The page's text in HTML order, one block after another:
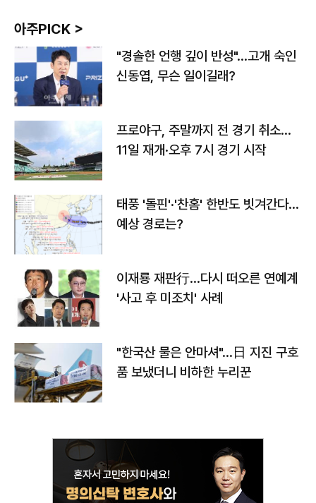
아주PICK >
"경솔한 언행 깊이 반성"…고개 숙인
신동엽, 무슨 일이길래?
프로야구, 주말까지 전 경기 취소…
11일 재개·오후 7시 경기 시작
태풍 '돌핀'·'찬홈' 한반도 빗겨간다…
예상 경로는?
이재룡 재판行…다시 떠오른 연예계
'사고 후 미조치' 사례
"한국산 물은 안마셔"…日 지진 구호
품 보냈더니 비하한 누리꾼